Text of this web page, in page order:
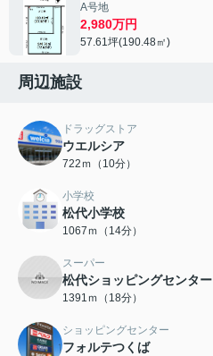
A号地
2,980万円
57.61坪(190.48㎡)
周辺施設
ドラッグストア
ウエルシア
722ｍ（10分）
小学校
松代小学校
1067ｍ（14分）
スーパー
松代ショッピングセンター
1391ｍ（18分）
ショッピングセンター
フォルテつくば